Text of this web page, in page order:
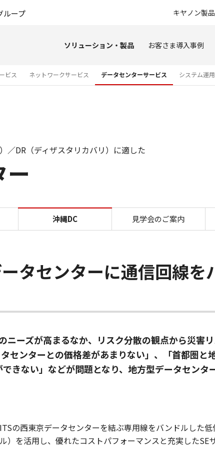
ループ キヤノン製
ソリューション・製品 お客さま導入事例
ビス ネットワークサービス データセンターサービス システム運
／DR（ディザスタリカバリ）に適した
沖縄データセンター｜
沖縄DC 見学会のご案内
タセンターに通信回線を
ニーズが高まるなか、リスク分散の観点から災害
センターとの価格差があまりない」、「首都圏と
きない」などが問題となり、地方型データセンタ
の西東京データセンターを結ぶ専用線をバンドルした低
を活用し、優れたコストパフォーマンスと充実したSE